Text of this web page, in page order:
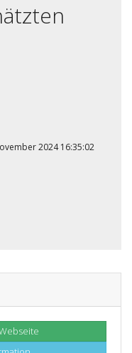
2024 16:35:02